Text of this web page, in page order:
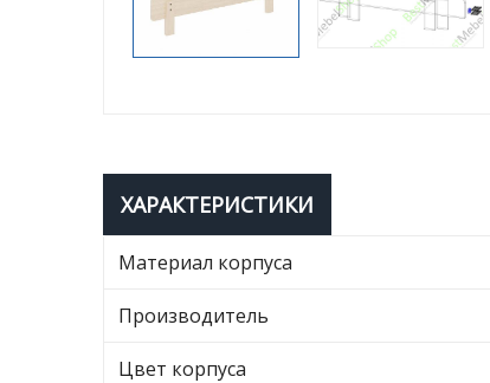
ХАРАКТЕРИСТИКИ
Материал корпуса
Производитель
Цвет корпуса